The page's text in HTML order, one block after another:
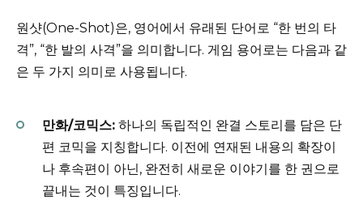
원샷(One-Shot)은, 영어에서 유래된 단어로 “한 번의 타
격”, “한 발의 사격”을 의미합니다. 게임 용어로는 다음과 같
은 두 가지 의미로 사용됩니다.
만화/코믹스: 하나의 독립적인 완결 스토리를 담은 단
편 코믹을 지칭합니다. 이전에 연재된 내용의 확장이
나 후속편이 아닌, 완전히 새로운 이야기를 한 권으로
끝내는 것이 특징입니다.